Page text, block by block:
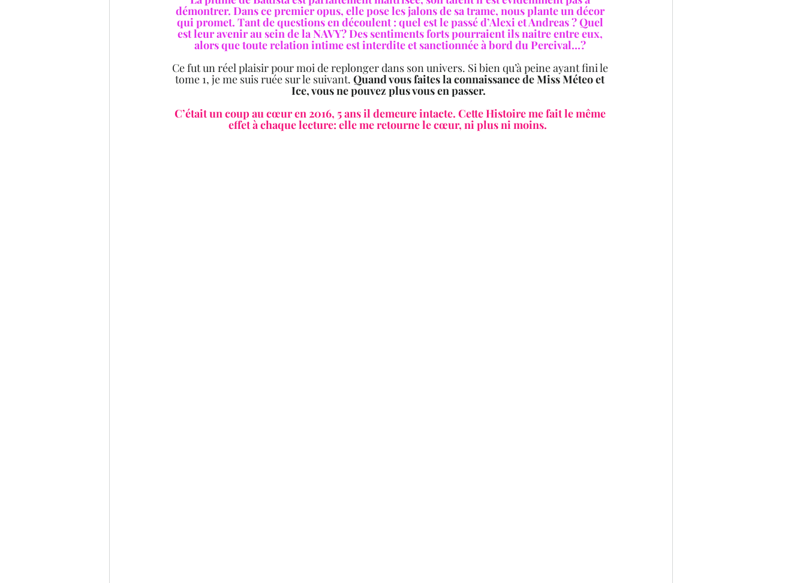
démontrer. Dans ce premier opus, elle pose les jalons de sa trame, nous plante un décor
qui promet. Tant de questions en découlent : quel est le passé d’Alexi et Andreas ? Quel
est leur avenir au sein de la NAVY? Des sentiments forts pourraient ils naitre entre eux,
alors que toute relation intime est interdite et sanctionnée à bord du Percival…?
Ce fut un réel plaisir pour moi de replonger dans son univers. Si bien qu’à peine ayant fini le
tome 1, je me suis ruée sur le suivant. Quand vous faites la connaissance de Miss Méteo et
Ice, vous ne pouvez plus vous en passer.
C’était un coup au cœur en 2016, 5 ans il demeure intacte. Cette Histoire me fait le même
effet à chaque lecture: elle me retourne le cœur, ni plus ni moins.